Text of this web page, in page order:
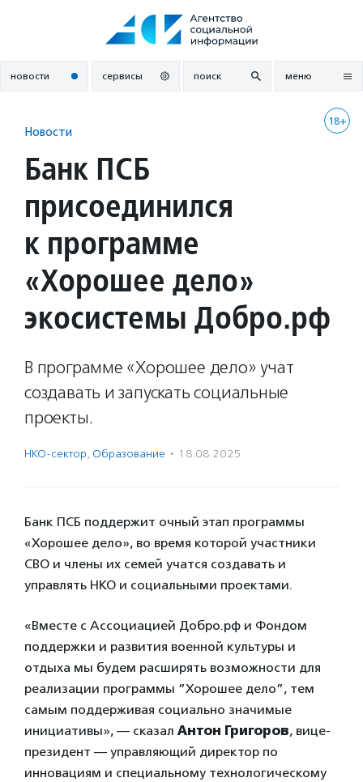
новости сервисы поиск меню
18+
Новости
Банк ПСБ
присоединился
к программе
«Хорошее дело»
экосистемы Добро.рф
В программе «Хорошее дело» учат
создавать и запускать социальные
проекты.
НКО-сектор, Образование · 18.08.2025
Банк ПСБ поддержит очный этап программы
«Хорошее дело», во время которой участники
СВО и члены их семей учатся создавать и
управлять НКО и социальными проектами.
«Вместе с Ассоциацией Добро.рф и Фондом
поддержки и развития военной культуры и
отдыха мы будем расширять возможности для
реализации программы ”Хорошее дело”, тем
самым поддерживая социально значимые
инициативы», — сказал Антон Григоров, вице-
президент — управляющий директор по
инновациям и специальному технологическому